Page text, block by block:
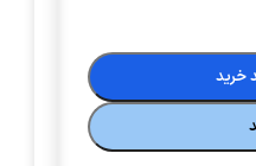
خرید